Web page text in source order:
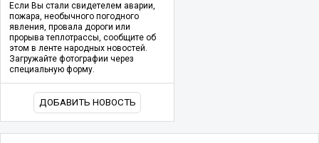
Если Вы стали свидетелем аварии,
пожара, необычного погодного
явления, провала дороги или
прорыва теплотрассы, сообщите об
этом в ленте народных новостей.
Загружайте фотографии через
специальную форму.
ДОБАВИТЬ НОВОСТЬ